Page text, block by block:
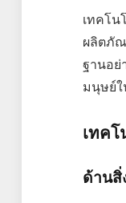
เทคโน
ผลิตภั
ฐานอย่
มนุษย์
เทค
ด้านสิ่